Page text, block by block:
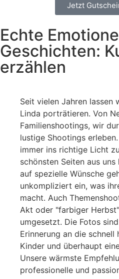
Jetzt
Echte
Geschichten:
erzählen
Seit vielen Jahren lassen
Linda porträtieren. Von
Familienshootings, wir
lustige Shootings
immer ins richtige Licht
schönsten Seiten aus
auf spezielle Wünsche
unkompliziert ein, was
macht. Auch
Akt oder "farbiger
umgesetzt. Die Fotos
Erinnerung an die schnell
Kinder und überhaupt
Unsere wärmste
professionelle und